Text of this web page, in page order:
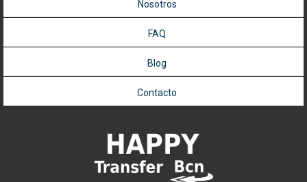
Nosotros
FAQ
Blog
Contacto